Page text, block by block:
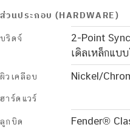
ส่วนประกอบ (HARDWARE)
บริดจ์
2-Point
เดิลเหล็กแบบ
ผิวเคลือบ
ฮาร์ดแวร์
Nickel/
ลูกบิด Fender®